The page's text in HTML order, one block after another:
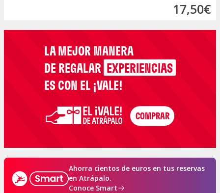
17,50€
LA MEJOR MANERA
DE REGALAR EXPERIENCIAS
ES CON EL ¡VALE!
Ahorra cientos de euros en tus reservas
en Atrápalo.
Conoce Smart